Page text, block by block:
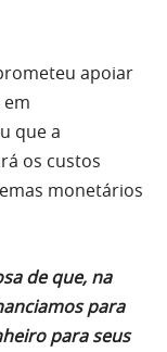
apoiar
que a
os custos
monetários
de que, na
para
para seus